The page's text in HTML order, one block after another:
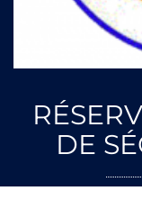
DE